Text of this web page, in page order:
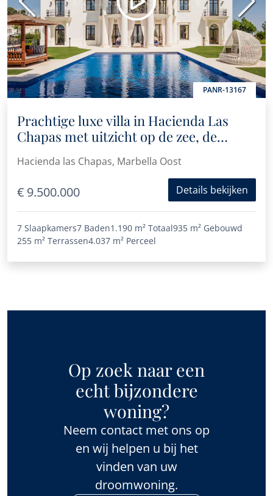
PANR-13167
Vorige
Prachtige luxe villa in Hacienda Las
Chapas met uitzicht op de zee, de
Afrikaanse kust en de bergen
Hacienda las Chapas, Marbella Oost
€ 9.500.000 Details bekijken
7 Slaapkamers7 Baden1.190 m² Totaal935 m² Gebouwd
255 m² Terrassen4.037 m² Perceel
Op zoek naar een
echt bijzondere
woning?
Neem contact met ons op
en wij helpen u bij het
vinden van uw
droomwoning.